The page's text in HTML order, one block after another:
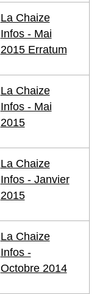
La Chaize
Infos - Mai
2015 Erratum
La Chaize
Infos - Mai
2015
La Chaize
Infos - Janvier
2015
La Chaize
Infos -
Octobre 2014